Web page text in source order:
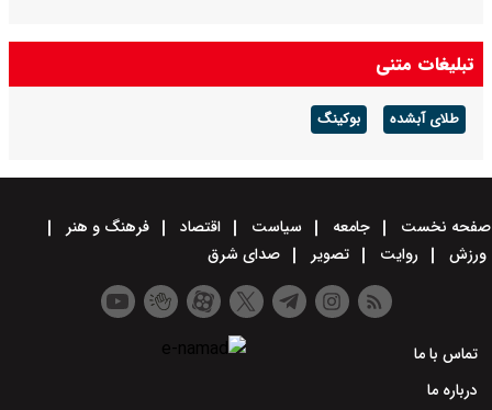
تبلیغات متنی
طلای آبشده بوکینگ
صفحه نخست جامعه سیاست اقتصاد
فرهنگ و هنر
ورزش
روایت تصویر صدای شرق
تماس با ما
درباره ما